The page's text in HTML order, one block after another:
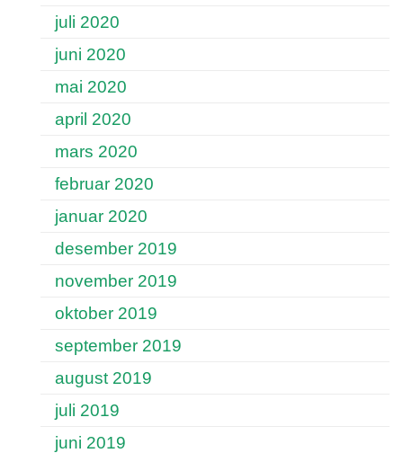
juli 2020
juni 2020
mai 2020
april 2020
mars 2020
februar 2020
januar 2020
desember 2019
november 2019
oktober 2019
september 2019
august 2019
juli 2019
juni 2019